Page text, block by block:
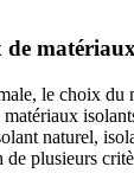
le choix du
naturel,
plusieurs